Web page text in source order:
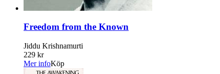
Freedom from the Known
Jiddu Krishnamurti
229 kr
Mer infoKöp